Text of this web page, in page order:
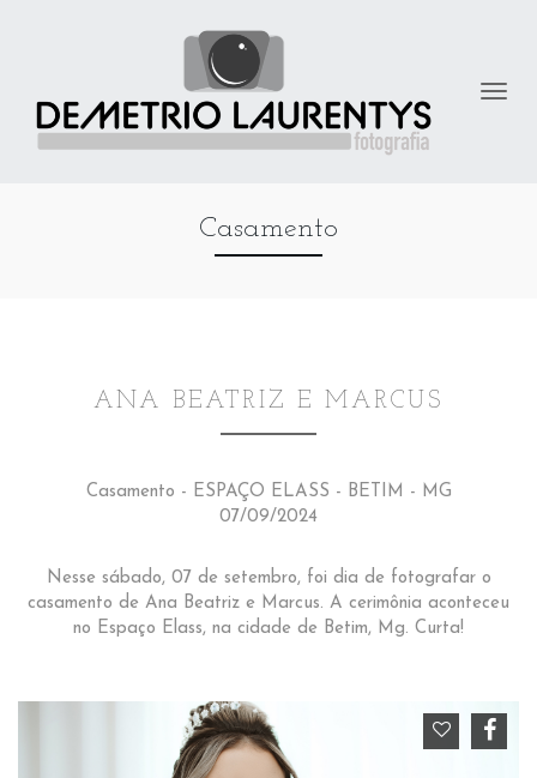
Casamento
ANA BEATRIZ E MARCUS
Casamento - ESPAÇO ELASS - BETIM - MG
07/09/2024
Nesse sábado, 07 de setembro, foi dia de fotografar o
casamento de Ana Beatriz e Marcus. A cerimônia aconteceu
no Espaço Elass, na cidade de Betim, Mg. Curta!